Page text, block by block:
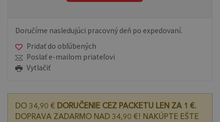
Doručíme nasledujúci pracovný deň po expedovaní.
Pridať do obľúbených
Poslať e-mailom priateľovi
Vytlačiť
DO 34,90 € DORUČENIE CEZ PACKETU LEN ZA 1 €.
DOPRAVA ZADARMO NAD 34,90 €! NAKÚPTE EŠTE